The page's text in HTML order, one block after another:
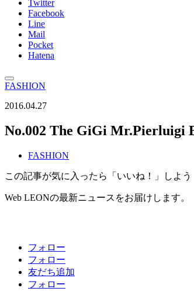
Twitter
Facebook
Line
Mail
Pocket
Hatena
FASHION
2016.04.27
No.002 The GiGi Mr.Pierluigi
FASHION
この記事が気に入ったら「いいね！」しよう
Web LEONの最新ニュースをお届けします。
フォロー
フォロー
友だち追加
フォロー